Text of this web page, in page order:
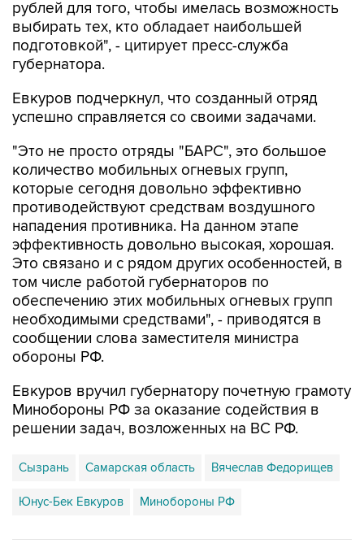
рублей для того, чтобы имелась возможность
выбирать тех, кто обладает наибольшей
подготовкой", - цитирует пресс-служба
губернатора.
Евкуров подчеркнул, что созданный отряд
успешно справляется со своими задачами.
"Это не просто отряды "БАРС", это большое
количество мобильных огневых групп,
которые сегодня довольно эффективно
противодействуют средствам воздушного
нападения противника. На данном этапе
эффективность довольно высокая, хорошая.
Это связано и с рядом других особенностей, в
том числе работой губернаторов по
обеспечению этих мобильных огневых групп
необходимыми средствами", - приводятся в
сообщении слова заместителя министра
обороны РФ.
Евкуров вручил губернатору почетную грамоту
Минобороны РФ за оказание содействия в
решении задач, возложенных на ВС РФ.
Сызрань Самарская область Вячеслав Федорищев
Юнус-Бек Евкуров Минобороны РФ